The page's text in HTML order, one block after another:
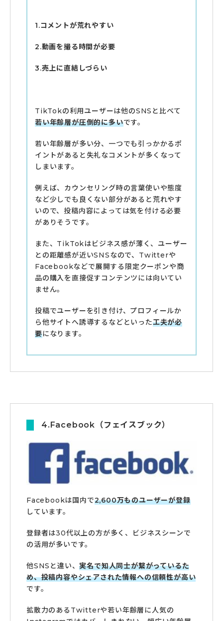
1.コメントが荒れやすい
2.動画を撮る時間が必要
3.売上に直結しづらい
TikTokの利用ユーザーは他のSNSと比べて
若い年齢層が圧倒的に多いです。
若い年齢層が多い分、一つでも引っかかるポ
イントがあると失礼なコメントが多くなって
しまいます。
例えば、カウンセリング時の言葉使いや態度
など少しでも良くない部分があると荒れやす
いので、投稿内容によっては気を付ける必要
がありそうです。
また、TikTokはビジネス感が薄く、ユーザー
との距離感が近いSNSなので、Twitterや
Facebookなどで展開する限定クーポンや商
品の購入を直接促すコンテンツには向いてい
ません。
投稿でユーザーを引き付け、プロフィールか
ら他サイトへ誘導するなどといった工夫が必
要になります。
4.Facebook（フェイスブック）
Facebookは国内で2,600万ものユーザーが登録
しています。
登録者は30代以上の方が多く、ビジネスシーンで
の活用が多いです。
他SNSと違い、実名で知人同士が繋がっているた
め、投稿内容やシェアされた情報への信頼性が高い
です。
拡散力のあるTwitterや若い年齢層に人気の